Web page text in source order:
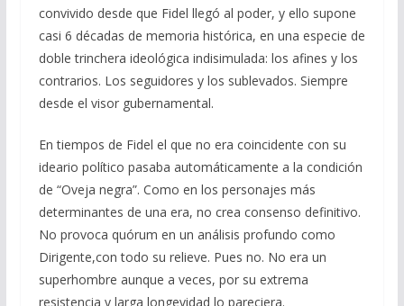
convivido desde que Fidel llegó al poder, y ello supone
casi 6 décadas de memoria histórica, en una especie de
doble trinchera ideológica indisimulada: los afines y los
contrarios. Los seguidores y los sublevados. Siempre
desde el visor gubernamental.
En tiempos de Fidel el que no era coincidente con su
ideario político pasaba automáticamente a la condición
de “Oveja negra”. Como en los personajes más
determinantes de una era, no crea consenso definitivo.
No provoca quórum en un análisis profundo como
Dirigente,con todo su relieve. Pues no. No era un
superhombre aunque a veces, por su extrema
resistencia y larga longevidad lo pareciera.